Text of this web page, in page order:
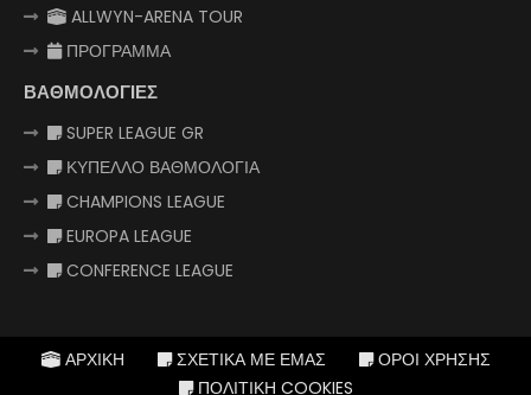
ALLWYN-ARENA TOUR
ΠΡΟΓΡΑΜΜΑ
ΒΑΘΜΟΛΟΓΙΕΣ
SUPER LEAGUE GR
ΚΥΠΕΛΛΟ ΒΑΘΜΟΛΟΓΙΑ
CHAMPIONS LEAGUE
EUROPA LEAGUE
CONFERENCE LEAGUE
ΑΡΧΙΚΗ ΣΧΕΤΙΚΑ ΜΕ ΕΜΑΣ
ΟΡΟΙ ΧΡΗΣΗΣ
ΠΟΛΙΤΙΚΗ COOKIES